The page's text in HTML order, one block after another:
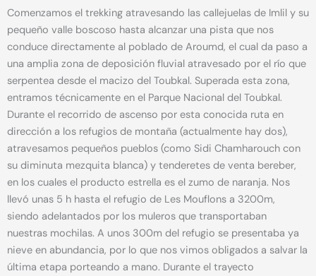
Comenzamos el trekking atravesando las callejuelas de Imlil y su
pequeño valle boscoso hasta alcanzar una pista que nos
conduce directamente al poblado de Aroumd, el cual da paso a
una amplia zona de deposición fluvial atravesado por el río que
serpentea desde el macizo del Toubkal. Superada esta zona,
entramos técnicamente en el Parque Nacional del Toubkal.
Durante el recorrido de ascenso por esta conocida ruta en
dirección a los refugios de montaña (actualmente hay dos),
atravesamos pequeños pueblos (como Sidi Chamharouch con
su diminuta mezquita blanca) y tenderetes de venta bereber,
en los cuales el producto estrella es el zumo de naranja. Nos
llevó unas 5 h hasta el refugio de Les Mouflons a 3200m,
siendo adelantados por los muleros que transportaban
nuestras mochilas. A unos 300m del refugio se presentaba ya
nieve en abundancia, por lo que nos vimos obligados a salvar la
última etapa porteando a mano. Durante el trayecto